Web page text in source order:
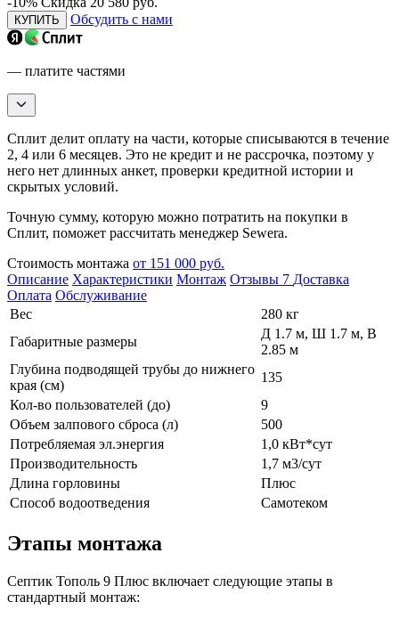
КУПИТЬ Обсудить с нами
— платите частями
Сплит делит оплату на части, которые списываются в течение
2, 4 или 6 месяцев. Это не кредит и не рассрочка, поэтому у
него нет длинных анкет, проверки кредитной истории и
скрытых условий.
Точную сумму, которую можно потратить на покупки в
Сплит, поможет рассчитать менеджер Sewera.
Стоимость монтажа от 151 000 руб.
Описание Характеристики Монтаж Отзывы 7 Доставка
Оплата Обслуживание
Вес
280 кг
Габаритные размеры
Д 1.7 м, Ш 1.7 м, В
2.85 м
Глубина подводящей трубы до нижнего
края (см)
135
Кол-во пользователей (до)
9
Объем залпового сброса (л)
500
Потребляемая эл.энергия
1,0 кВт*сут
Производительность
1,7 м3/сут
Длина горловины
Плюс
Способ водоотведения
Самотеком
Этапы монтажа
Септик Тополь 9 Плюс включает следующие этапы в
стандартный монтаж: